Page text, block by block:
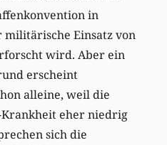
in
Einsatz von
wird. Aber ein
erscheint
alleine, weil die
eher niedrig
sich die